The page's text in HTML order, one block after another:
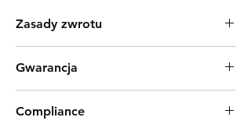
Zasady zwrotu
z wysokiej jakości procesu produkcyjnego i
niezawodności. Jeśli jednak odkryjesz wadę
uniemożliwiającą działanie produktu zgodnie
z przeznaczeniem, oferujemy 7-dniowy
Gwarancja
Miesięcy Data Wejścia w Życie: 01.12.2024
Compliance